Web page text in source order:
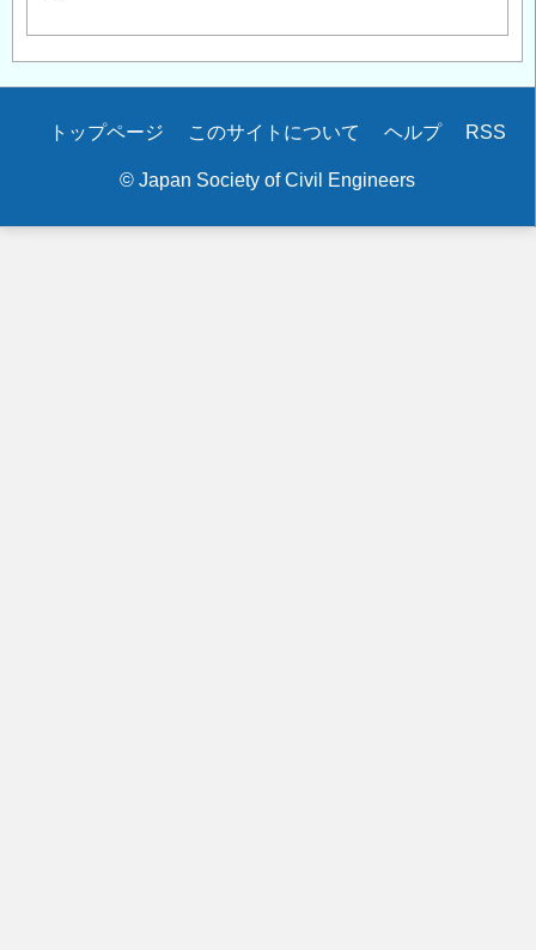
Secondary
トップページ このサイトについて ヘルプ RSS
© Japan Society of Civil Engineers